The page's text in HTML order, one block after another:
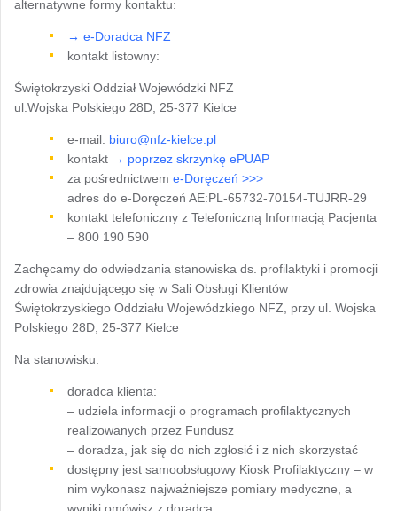
alternatywne formy kontaktu:
→ e-Doradca NFZ
kontakt listowny:
Świętokrzyski Oddział Wojewódzki NFZ
ul.Wojska Polskiego 28D, 25-377 Kielce
e-mail: biuro@nfz-kielce.pl
kontakt → poprzez skrzynkę ePUAP
za pośrednictwem e-Doręczeń >>>
adres do e-Doręczeń AE:PL-65732-70154-TUJRR-29
kontakt telefoniczny z Telefoniczną Informacją Pacjenta
– 800 190 590
Zachęcamy do odwiedzania stanowiska ds. profilaktyki i promocji
zdrowia znajdującego się w Sali Obsługi Klientów
Świętokrzyskiego Oddziału Wojewódzkiego NFZ, przy ul. Wojska
Polskiego 28D, 25-377 Kielce
Na stanowisku:
doradca klienta:
– udziela informacji o programach profilaktycznych
realizowanych przez Fundusz
– doradza, jak się do nich zgłosić i z nich skorzystać
dostępny jest samoobsługowy Kiosk Profilaktyczny – w
nim wykonasz najważniejsze pomiary medyczne, a
wyniki omówisz z doradcą.